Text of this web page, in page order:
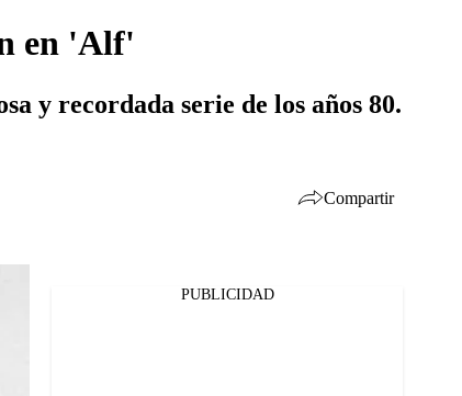
en 'Alf'
y recordada serie de los años 80.
Compartir
PUBLICIDAD